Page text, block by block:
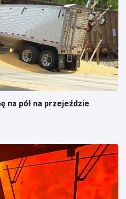
na pół na przejeździe